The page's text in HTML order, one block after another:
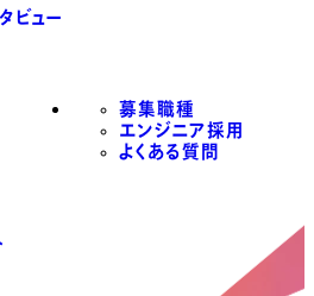
ビュー
募集職種
エンジニア採用
よくある質問